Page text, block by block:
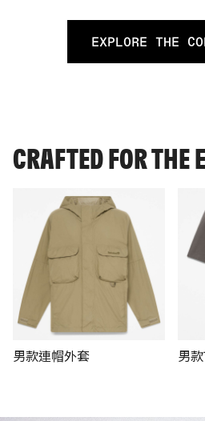
EXPLORE THE
CRAFTED FOR THE
男款連帽外套 男